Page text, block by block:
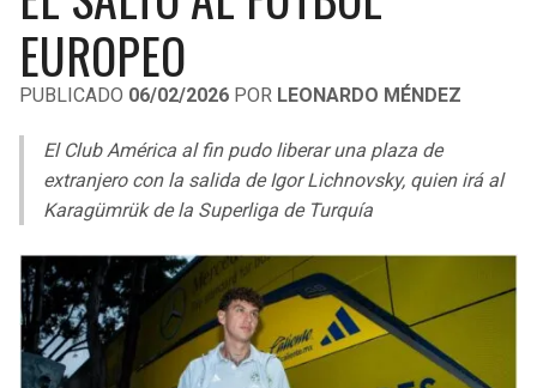
LIGA DE EXPANSIÓN MX
LEAGUES CUP
UEFA EUROPA LEAGUE
UEFA CONFERENCE LEAGUE
COPA LIBERTADORES
COPA SUDAMERICANA
LIGA BETPLAY
OTRAS LIGAS
EUROPEO
PUBLICADO 06/02/2026 POR LEONARDO MÉNDEZ
El Club América al fin pudo liberar una plaza de
extranjero con la salida de Igor Lichnovsky, quien irá al
Karagümrük de la Superliga de Turquía